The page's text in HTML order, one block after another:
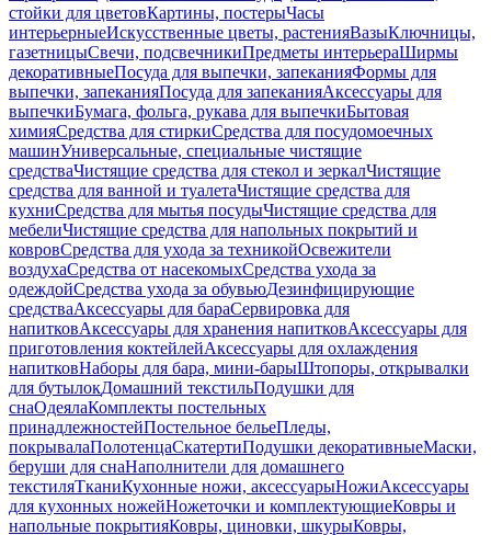
стойки для цветовКартины, постерыЧасы
интерьерныеИскусственные цветы, растенияВазыКлючницы,
газетницыСвечи, подсвечникиПредметы интерьераШирмы
декоративныеПосуда для выпечки, запеканияФормы для
выпечки, запеканияПосуда для запеканияАксессуары для
выпечкиБумага, фольга, рукава для выпечкиБытовая
химияСредства для стиркиСредства для посудомоечных
машинУниверсальные, специальные чистящие
средстваЧистящие средства для стекол и зеркалЧистящие
средства для ванной и туалетаЧистящие средства для
кухниСредства для мытья посудыЧистящие средства для
мебелиЧистящие средства для напольных покрытий и
ковровСредства для ухода за техникойОсвежители
воздухаСредства от насекомыхСредства ухода за
одеждойСредства ухода за обувьюДезинфицирующие
средстваАксессуары для бараСервировка для
напитковАксессуары для хранения напитковАксессуары для
приготовления коктейлейАксессуары для охлаждения
напитковНаборы для бара, мини-барыШтопоры, открывалки
для бутылокДомашний текстильПодушки для
снаОдеялаКомплекты постельных
принадлежностейПостельное бельеПледы,
покрывалаПолотенцаСкатертиПодушки декоративныеМаски,
беруши для снаНаполнители для домашнего
текстиляТканиКухонные ножи, аксессуарыНожиАксессуары
для кухонных ножейНожеточки и комплектующиеКовры и
напольные покрытияКовры, циновки, шкурыКовры,